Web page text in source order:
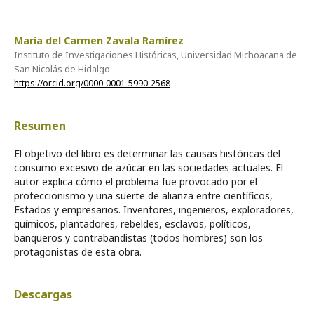
María del Carmen Zavala Ramírez
Instituto de Investigaciones Históricas, Universidad Michoacana de
San Nicolás de Hidalgo
https://orcid.org/0000-0001-5990-2568
Resumen
El objetivo del libro es determinar las causas históricas del
consumo excesivo de azúcar en las sociedades actuales. El
autor explica cómo el problema fue provocado por el
proteccionismo y una suerte de alianza entre científicos,
Estados y empresarios. Inventores, ingenieros, exploradores,
químicos, plantadores, rebeldes, esclavos, políticos,
banqueros y contrabandistas (todos hombres) son los
protagonistas de esta obra.
Descargas